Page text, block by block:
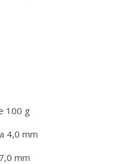
100 g
4,0 mm
mm